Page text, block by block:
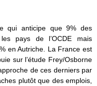
qui anticipe que 9% des
pays de l’OCDE mais
en Autriche. La France est
sur l’étude Frey/Osborne
de ces derniers par
plutôt que des emplois,